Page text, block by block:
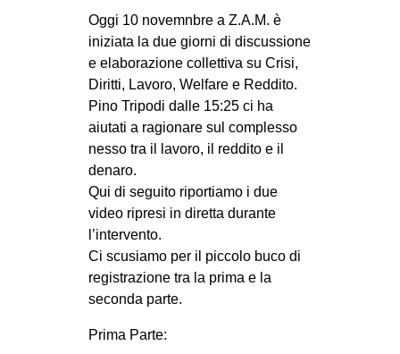
CSOA LAMBRETTA
MSM
STUDENTI TSUNAMI
ZAM
MILANO
SPAZI
SPORT POPOLARE
MOVIMENTI
AMBIENTE
ANTIFASCISMO
Oggi 10 novemnbre a Z.A.M. è
iniziata la due giorni di discussione
e elaborazione collettiva su Crisi,
Diritti, Lavoro, Welfare e Reddito.
Pino Tripodi dalle 15:25 ci ha
aiutati a ragionare sul complesso
nesso tra il lavoro, il reddito e il
denaro.
Qui di seguito riportiamo i due
video ripresi in diretta durante
l’intervento.
Ci scusiamo per il piccolo buco di
registrazione tra la prima e la
seconda parte.
Prima Parte: